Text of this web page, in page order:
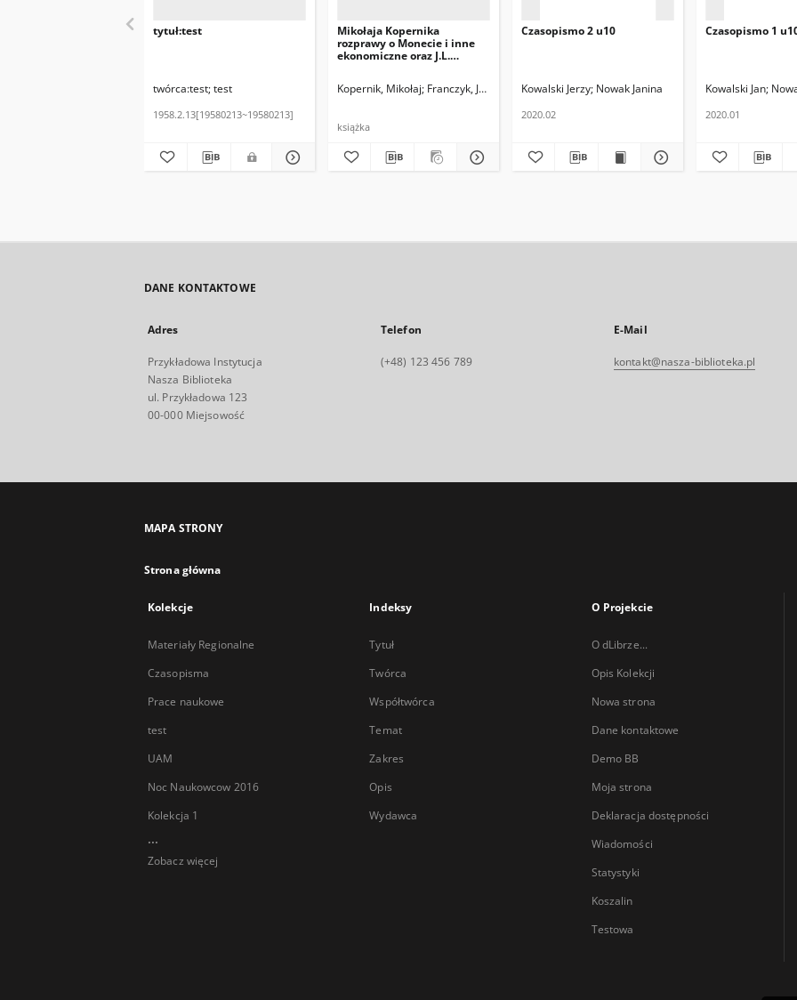
tytuł:test
twórca:test test
1958.2.13[19580213~19580213]
Mikołaja Kopernika
rozprawy o Monecie i inne
ekonomiczne oraz J.L.
Kopernik, Mikołaj Franczyk, Jan L . Red. J.L.Decjusz
książka
Czasopismo 2 u10
Kowalski Jerzy Nowak Janina
2020.02
Czasopismo 1
Kowalski Jan
2020.01
DANE KONTAKTOWE
Adres
Przykładowa Instytucja
Nasza Biblioteka
ul. Przykładowa 123
00-000 Miejsowość
Telefon
(+48) 123 456 789
E-Mail
kontakt@nasza-biblioteka.pl
MAPA STRONY
Strona główna
Kolekcje
Materiały Regionalne
Czasopisma
Prace naukowe
test
UAM
Noc Naukowcow 2016
Kolekcja 1
...
Zobacz więcej
Indeksy
Tytuł
Twórca
Współtwórca
Temat
Zakres
Opis
Wydawca
O Projekcie
O dLibrze...
Opis Kolekcji
Nowa strona
Dane kontaktowe
Demo BB
Moja strona
Deklaracja dostępności
Wiadomości
Statystyki
Koszalin
Testowa